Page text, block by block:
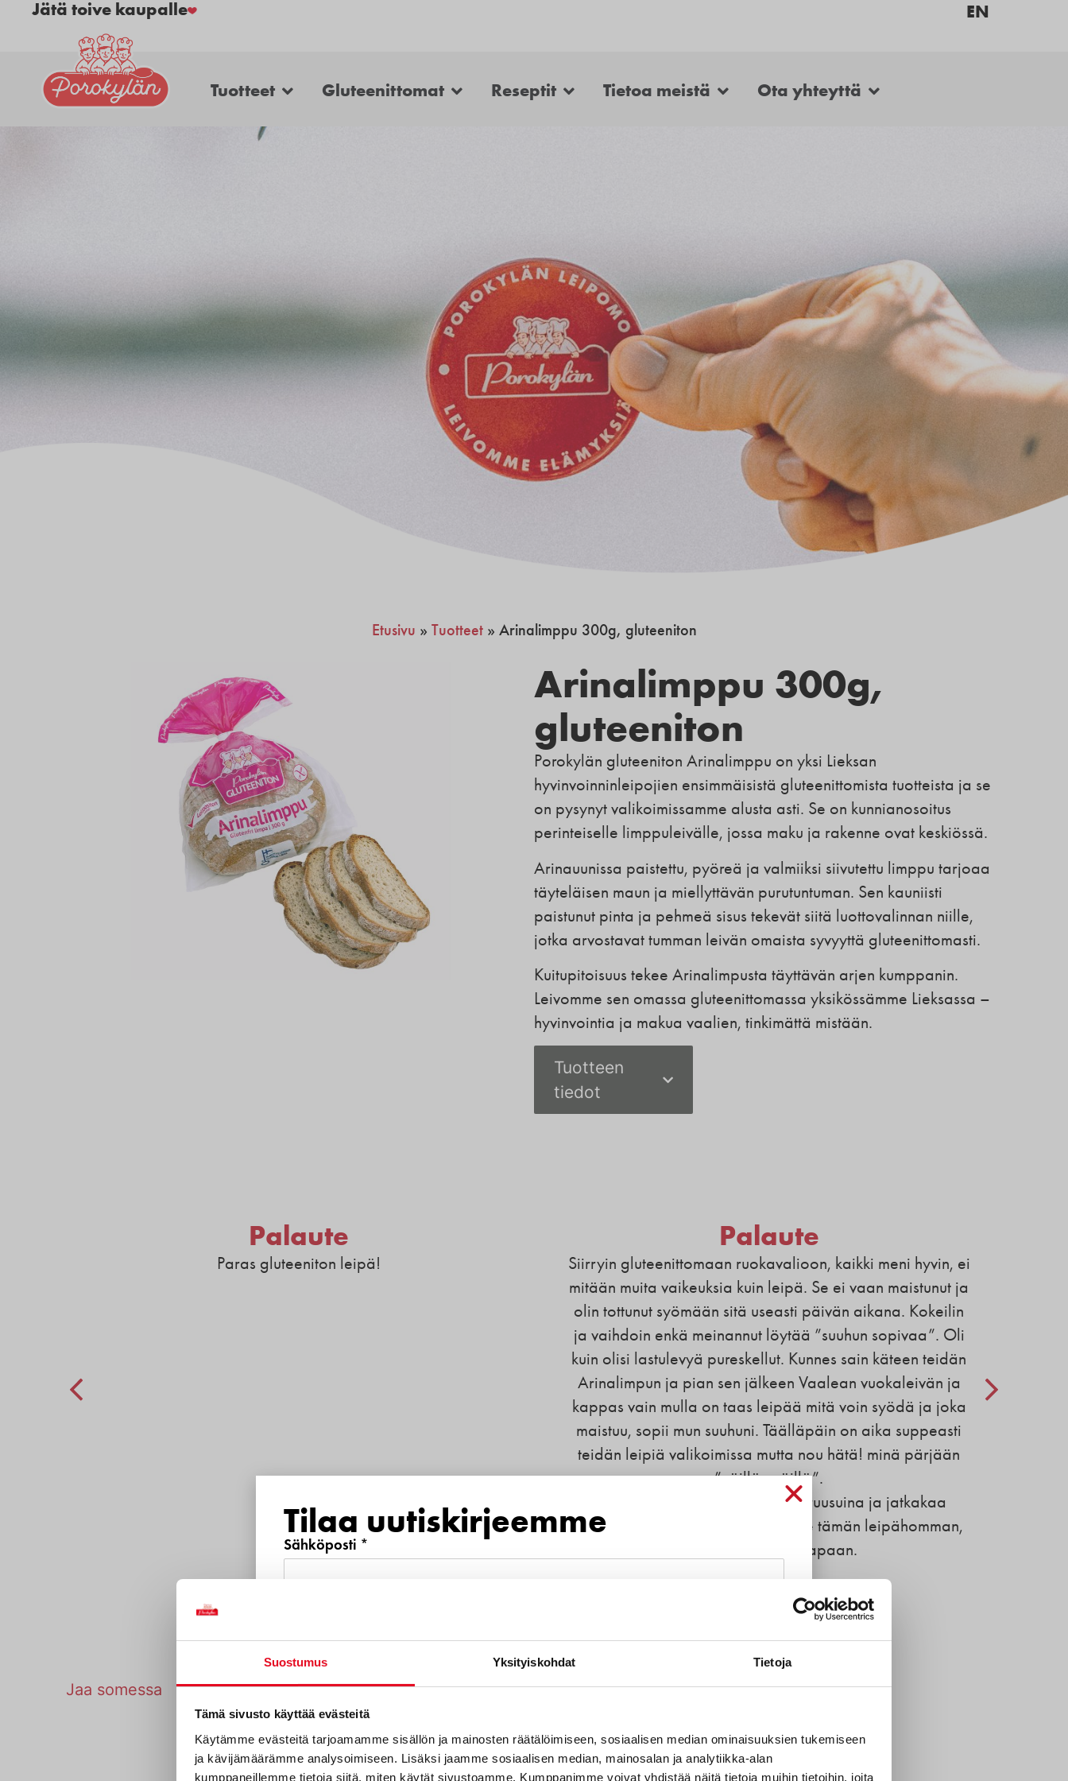
Suostumus Yksityiskohdat Tietoja
Tämä sivusto käyttää evästeitä
Käytämme evästeitä tarjoamamme sisällön ja mainosten räätälöimiseen, sosiaalisen median ominaisuuksien tukemiseen
ja kävijämäärämme analysoimiseen. Lisäksi jaamme sosiaalisen median, mainosalan ja analytiikka-alan
kumppaneillemme tietoja siitä, miten käytät sivustoamme. Kumppanimme voivat yhdistää näitä tietoja muihin tietoihin, joita
Jätä toive kaupalle EN
Tuotteet Gluteenittomat Reseptit Tietoa meistä Ota yhteyttä
Etusivu » Tuotteet» Arinalimppu 300g, gluteeniton
Arinalimppu 300g,
gluteeniton
Porokylän gluteeniton Arinalimppu on yksi Lieksan
hyvinvoinninleipojien ensimmäisistä gluteenittomista tuotteista ja se
on pysynyt valikoimissamme alusta asti. Se on kunnianosoitus
perinteiselle limppuleivälle, jossa maku ja rakenne ovat keskiössä.
Arinauunissa paistettu, pyöreä ja valmiiksi siivutettu limppu tarjoaa
täyteläisen maun ja miellyttävän purutuntuman. Sen kauniisti
paistunut pinta ja pehmeä sisus tekevät siitä luottovalinnan niille,
jotka arvostavat tumman leivän omaista syvyyttä gluteenittomasti.
Kuitupitoisuus tekee Arinalimpusta täyttävän arjen kumppanin.
Leivomme sen omassa gluteenittomassa yksikössämme Lieksassa –
hyvinvointia ja makua vaalien, tinkimättä mistään.
Tuotteen
tiedot
Palaute
Paras gluteeniton leipä!
Palaute
Siirryin gluteenittomaan ruokavalioon, kaikki meni hyvin, ei
mitään muita vaikeuksia kuin leipä. Se ei vaan maistunut ja
olin tottunut syömään sitä useasti päivän aikana. Kokeilin
ja vaihdoin enkä meinannut löytää ”suuhun sopivaa”. Oli
kuin olisi lastulevyä pureskellut. Kunnes sain käteen teidän
Arinalimpun ja pian sen jälkeen Vaalean vuokaleivän ja
kappas vain mulla on taas leipää mitä voin syödä ja joka
maistuu, sopii mun suuhuni. Täälläpäin on aika suppeasti
teidän leipiä valikoimissa mutta nou hätä! minä pärjään
”näillä eväillä”.
No ottakaa nämä kehut vaikka ruusuina ja jatkakaa
samalla tavalla. Kiitos että osaatte tämän leipähomman,
jatkakaa samaan tapaan.
Jaa somessa Tulosta sivu
Tilaa uutiskirjeemme
Sähköposti *
sinua?
Uutuustuotteet